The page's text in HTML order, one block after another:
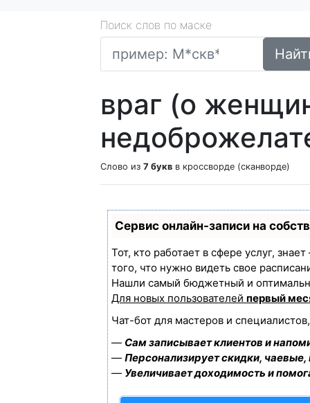
Поиск слов по маске
враг (о
Слово из 7 букв в кроссворде (сканворде)
Сервис онлайн-записи на
Тот, кто работает в сфере услуг,
того, что нужно видеть свое
Нашли самый бюджетный и
Для новых пользователей первый
Чат-бот для мастеров и
— Сам записывает клиентов и
— Персонализирует скидки,
— Увеличивает доходимость и